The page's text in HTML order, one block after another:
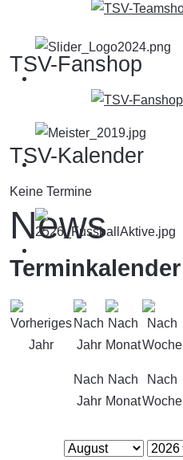
TSV-Fanshop
TSV-Kalender
Keine Termine
News
Terminkalender
Nach
Jahr
Nach
Monat
Nach
Woche